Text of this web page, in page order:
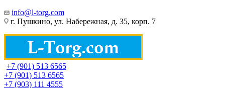
info@l-torg.com
г. Пушкино, ул. Набережная, д. 35, корп. 7
+7 (901) 513 6565
+7 (901) 513 6565
+7 (903) 111 4555